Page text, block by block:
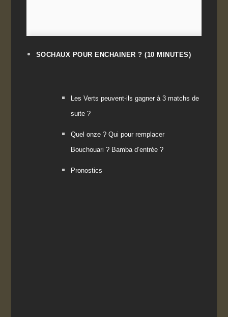
SOCHAUX POUR ENCHAINER ?(10 MINUTES)
Les Verts peuvent-ils gagner à 3 matchs de
suite ?
Quel onze ? Qui pour remplacer
Bouchouari ? Bamba d’entrée ?
Pronostics